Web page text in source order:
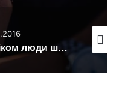
З віком люди швидше опановують новими навичками
15.04.2014